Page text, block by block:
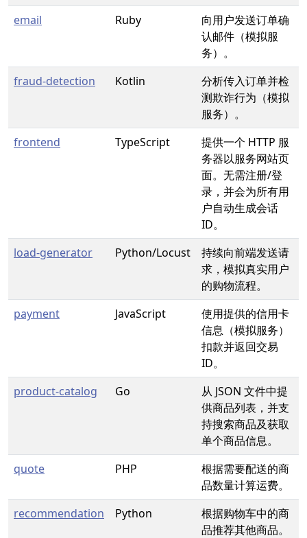
email
Ruby
向用户发送订单确
认邮件（模拟服
务）。
fraud-detection
Kotlin
分析传入订单并检
测欺诈行为（模拟
服务）。
frontend
TypeScript
提供一个 HTTP 服
务器以服务网站页
面。无需注册/登
录，并会为所有用
户自动生成会话
ID。
load-generator
Python/Locust
持续向前端发送请
求，模拟真实用户
的购物流程。
payment
JavaScript
使用提供的信用卡
信息（模拟服务）
扣款并返回交易
ID。
product-catalog
Go
从 JSON 文件中提
供商品列表，并支
持搜索商品及获取
单个商品信息。
quote
PHP
根据需要配送的商
品数量计算运费。
recommendation
Python
根据购物车中的商
品推荐其他商品。